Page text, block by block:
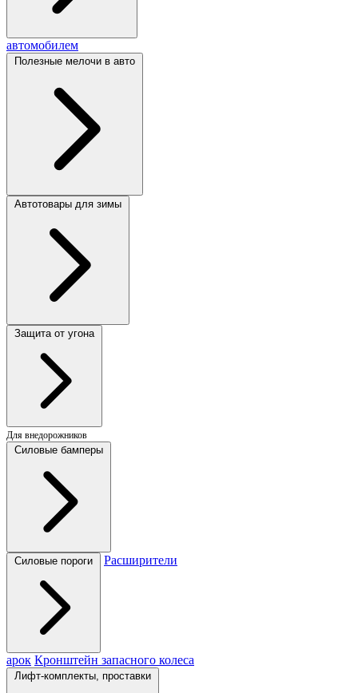
автомобилем
Полезные мелочи в авто
Автотовары для зимы
Защита от угона
Для внедорожников
Силовые бамперы
Силовые пороги Расширители
арок Кронштейн запасного колеса
Лифт-комплекты, проставки